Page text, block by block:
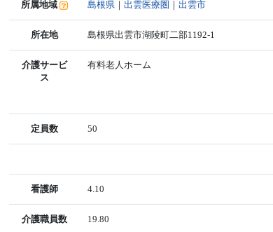
所属地域 島根県 ｜出雲医療圏 ｜出雲市
所在地 島根県出雲市湖陵町二部1192-1
介護サービ
ス
有料老人ホーム
定員数 50
看護師 4.10
介護職員数 19.80